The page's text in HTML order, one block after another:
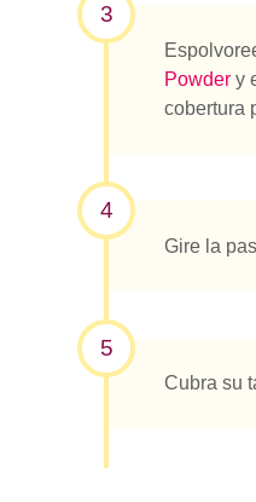
3
Powder y
cobertura
4
Gire la
5
Cubra su